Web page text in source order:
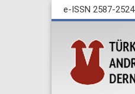
e-ISSN 2587-2524